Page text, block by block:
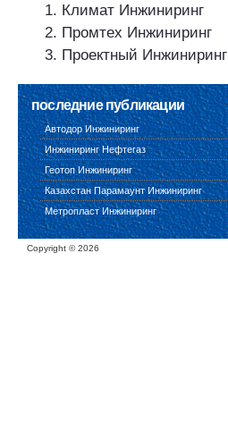
Климат Инжиниринг
Промтех Инжиниринг
Проектный Инжиниринг
последние публикации
Автодор Инжиниринг
Инжиниринг Нефтегаз
Геотоп Инжиниринг
Казахстан Парамаунт Инжиниринг
Метропласт Инжиниринг
Copyright ©2026